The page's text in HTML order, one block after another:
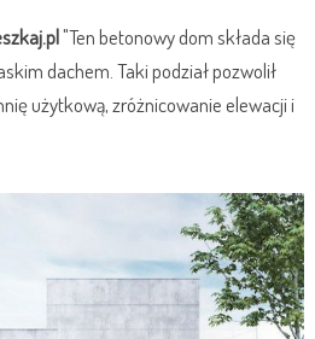
"Ten betonowy dom składa się
dachem. Taki podział pozwolił
użytkową, zróżnicowanie elewacji i